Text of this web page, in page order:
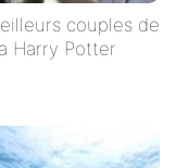
couples de
Harry Potter